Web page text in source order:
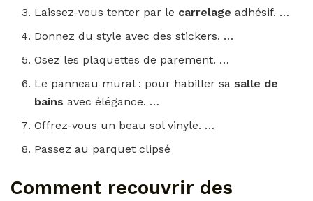
Laissez-vous tenter par le carrelageadhésif. …
Donnez du style avec des stickers. …
Osez les plaquettes de parement. …
Le panneau mural : pour habiller sa salle de
bainsavec élégance. …
Offrez-vous un beau sol vinyle. …
Passez au parquet clipsé
Comment recouvrir des